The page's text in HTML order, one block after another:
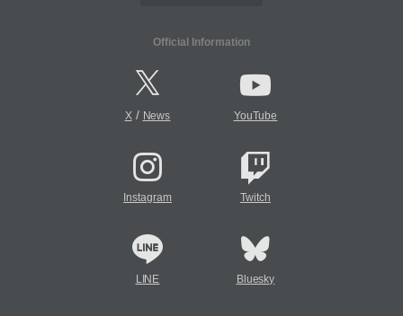
Official Information
X/ News YouTube
Instagram Twitch
LINE Bluesky